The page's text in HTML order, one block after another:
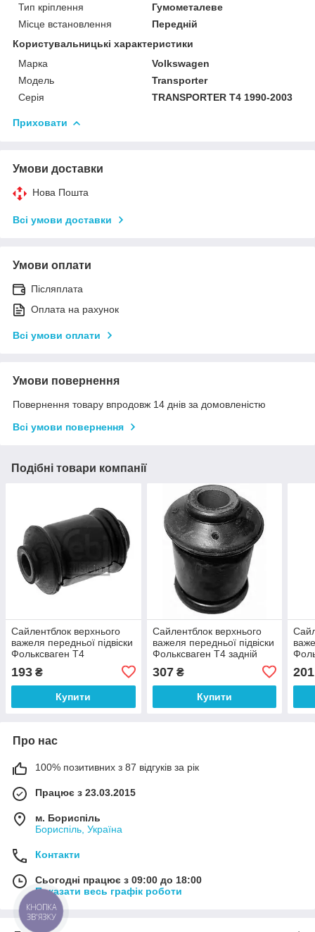
Тип кріплення
Гумометалеве
Місце встановлення
Передній
Користувальницькі характеристики
Марка
Volkswagen
Модель
Transporter
Серія
TRANSPORTER T4 1990-2003
Приховати
Умови доставки
Нова Пошта
Всі умови доставки
Умови оплати
Післяплата
Оплата на рахунок
Всі умови оплати
Умови повернення
Повернення товару впродовж 14 днів за домовленістю
Всі умови повернення
Подібні товари компанії
Сайлентблок верхнього
важеля передньої підвіски
Фольксваген Т4
193 ₴
Купити
Сайлентблок верхнього
важеля передньої підвіски
Фольксваген Т4 задній
307₴
Купити
201
Про нас
100% позитивних з 87 відгуків за рік
Працює з 23.03.2015
м. Бориспіль
Бориспіль, Україна
Контакти
Сьогодні працює з 09:00 до 18:00
Показати весь графік роботи
КНОПКА
ЗВ'ЯЗКУ